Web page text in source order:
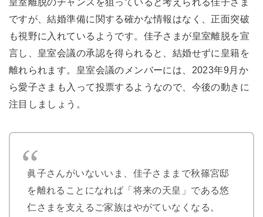
ですが、結婚準備に関する確かな情報はなく、正面突破
も視野に入れているようです。佳子さまが皇室離脱を宣
言し、皇室会議の承認を得られると、結婚せずに皇籍を
離れられます。皇室会議のメンバーには、2023年9月か
ら愛子さまも入って投票するようなので、今後の動きに
注目しましょう。
眞子さんがいないいま、佳子さままで秋篠宮邸
を離れることになれば「将来の天皇」である悠
仁さまを支えるご家族はやがていなくなる。